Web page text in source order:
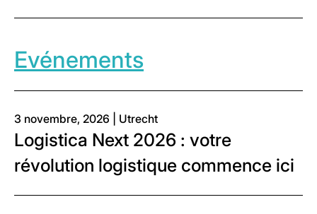
Evénements
3 novembre, 2026 | Utrecht
Logistica Next 2026 : votre
révolution logistique commence ici